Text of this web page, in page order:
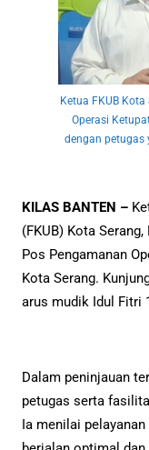
Ketua FKUB
Operasi
dengan petugas
KILAS BANTEN –
(FKUB) Kota
Pos Pengamanan
Kota Serang.
arus mudik Idul Fitri
Dalam peninjauan
petugas serta
Ia menilai